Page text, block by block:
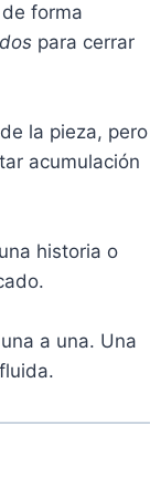
forma
para cerrar
la pieza, pero
acumulación
historia o
a una. Una